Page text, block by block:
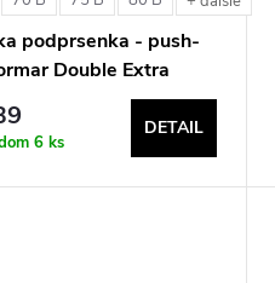
podprsenka - push-
Double Extra
6 ks
DETAIL